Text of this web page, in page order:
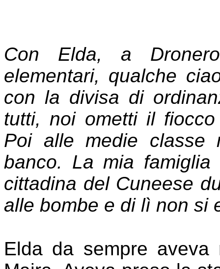
Con Elda, a
elementari, qualche
con la divisa di
tutti, noi ometti il fiocco
Poi alle medie classe
banco. La mia
cittadina del Cuneese
alle bombe e di lì non si
Elda da sempre